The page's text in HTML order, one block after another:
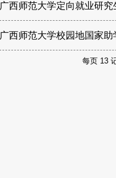
广西师范大学定向就业研
广西师范大学校园地国家
每页 13